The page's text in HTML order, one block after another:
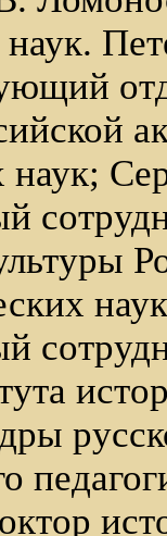
наук.